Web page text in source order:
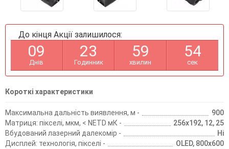
До кінця Акції залишилося:
09
Днів
23
Годинник
59
хвилин
54
сек
Короткі характеристики
Максимальна дальність виявлення, м -
900
Матриця: пікселі, мкм, < NETD мК -
256х192, 12, 25
Вбудований лазерний далекомір -
Ні
Дисплей: технологія, пікселі -
OLED, 800х600